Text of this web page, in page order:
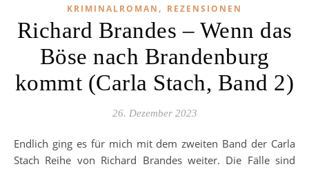
KRIMINALROMAN , REZENSIONEN
Richard Brandes – Wenn das
Böse nach Brandenburg
kommt (Carla Stach, Band 2)
26. Dezember 2023
Endlich ging es für mich mit dem zweiten Band der Carla
Stach Reihe von Richard Brandes weiter. Die Fälle sind